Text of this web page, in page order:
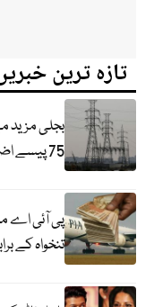
تازہ ترین
بجلی مزید
75 پیسے اضافہ
پی آئی اے
تنخواہ کے